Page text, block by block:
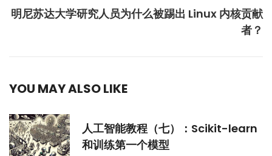
明尼苏达大学研究人员为什么被踢出 Linux 内核贡献
者？
YOU MAY ALSO LIKE
人工智能教程（七）：Scikit-learn
和训练第一个模型